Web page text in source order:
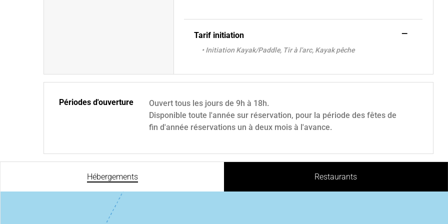
Tarif initiation —
• Initiation Kayak/Paddle, Tir à l'arc, Kayak pêche
Périodes d'ouverture
Ouvert tous les jours de 9h à 18h.
Disponible toute l'année sur réservation, pour la période des fêtes de
fin d'année réservations un à deux mois à l'avance.
Hébergements Restaurants